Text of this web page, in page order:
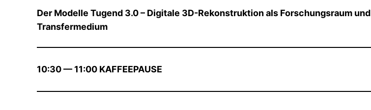
Der Modelle Tugend 3.0 – Digitale 3D-Rekonstruktion als Forschungsraum und
Transfermedium
10:30 — 11:00 KAFFEEPAUSE